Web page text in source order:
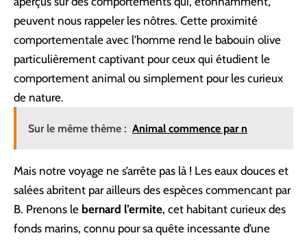
peuvent nous rappeler les nôtres. Cette proximité
comportementale avec l’homme rend le babouin olive
particulièrement captivant pour ceux qui étudient le
comportement animal ou simplement pour les curieux
de nature.
Sur le même thème : Animal commence par n
Mais notre voyage ne s’arrête pas là ! Les eaux douces et
salées abritent par ailleurs des espèces commencant par
B. Prenons le bernard l’ermite, cet habitant curieux des
fonds marins, connu pour sa quête incessante d’une